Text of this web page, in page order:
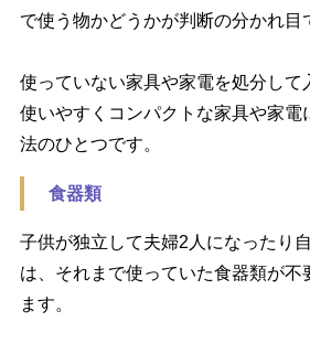
で使う物かどうかが判断の分かれ目
使っていない家具や家電を処分して
使いやすくコンパクトな家具や家電
法のひとつです。
食器類
子供が独立して夫婦2人になったり
は、それまで使っていた食器類が不
ます。